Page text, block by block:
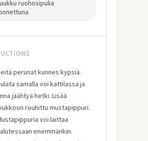
ruohosipulia
perunat kunnes kypsiä.
samalla voi kattilassa ja
jäähtyä hetki. Lisää
rouhittu mustapippuri.
voi laittaa
enemmänkin.